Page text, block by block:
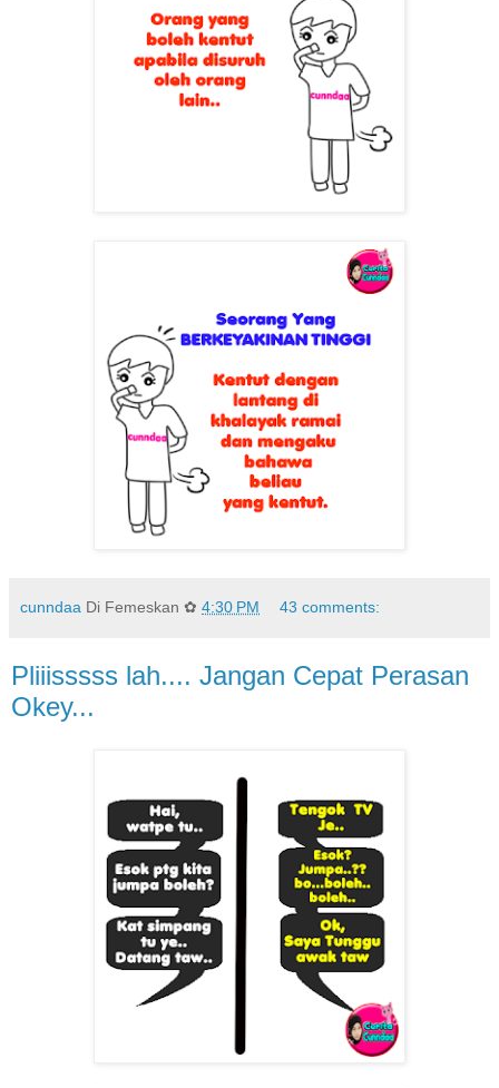
cunndaa Di Femeskan ✿ 4:30 PM 43 comments:
Pliiisssss lah.... Jangan Cepat Perasan
Okey...